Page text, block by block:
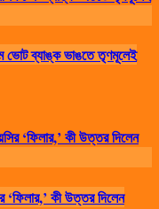
ব্যাঙ্ক ভাঙতে তৃণমূলেই
কী উত্তর দিলেন